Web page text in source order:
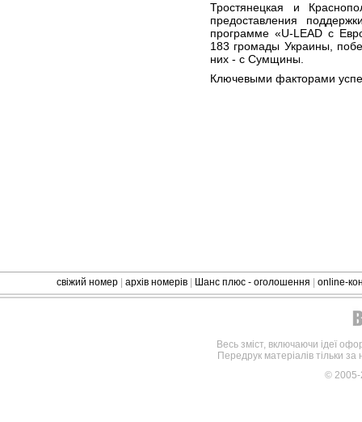
Тростянецкая и
предоставления
программе «U-LEAD с
183 громады Украины,
них - с Сумщины.
Ключевыми факторами
свіжий номер архів номерів Шанс плюс - оголошення online-
Весь зміст, включаючи ідеї
Передрук матеріалів тільки
©